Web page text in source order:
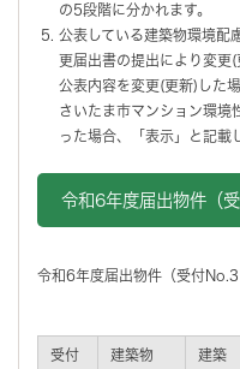
の5段階に分かれます。
公表している建築物環境配
更届出書の提出により変更(
公表内容を変更(更新)した
さいたま市マンション環境
った場合、「表示」と記載
令和6年度届出物件（
令和6年度届出物件（受付
受付
建築物
建築